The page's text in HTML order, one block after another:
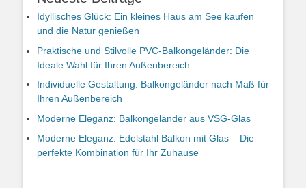
Idyllisches Glück: Ein kleines Haus am See kaufen
und die Natur genießen
Praktische und Stilvolle PVC-Balkongeländer: Die
Ideale Wahl für Ihren Außenbereich
Individuelle Gestaltung: Balkongeländer nach Maß für
Ihren Außenbereich
Moderne Eleganz: Balkongeländer aus VSG-Glas
Moderne Eleganz: Edelstahl Balkon mit Glas – Die
perfekte Kombination für Ihr Zuhause